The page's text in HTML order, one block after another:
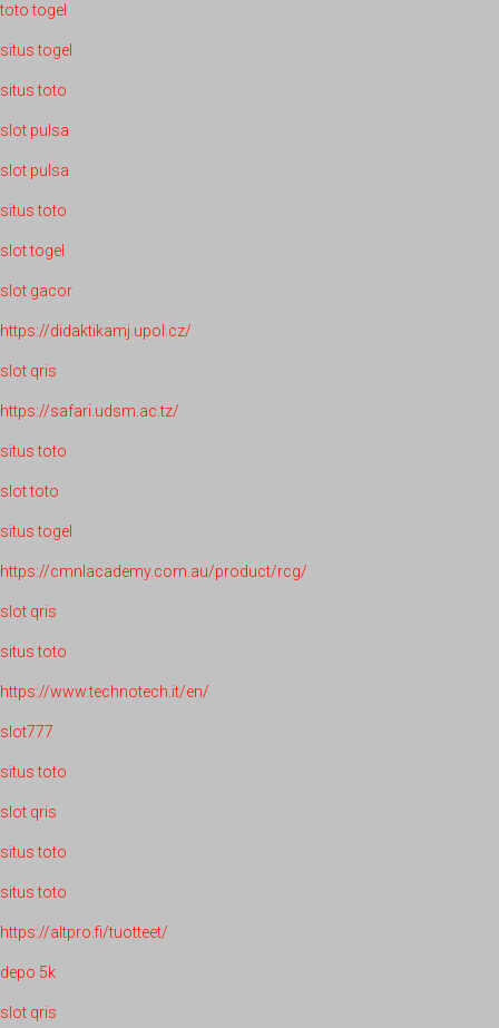
toto togel
situs togel
situs toto
slot pulsa
slot pulsa
situs toto
slot togel
slot gacor
https://didaktikamj.upol.cz/
slot qris
https://safari.udsm.ac.tz/
situs toto
slot toto
situs togel
https://cmnlacademy.com.au/product/rcg/
slot qris
situs toto
https://www.technotech.it/en/
slot777
situs toto
slot qris
situs toto
situs toto
https://altpro.fi/tuotteet/
depo 5k
slot qris